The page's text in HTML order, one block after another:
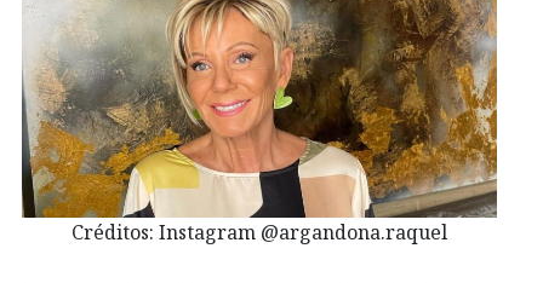
Créditos: Instagram @argandona.raquel